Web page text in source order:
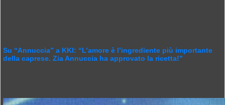
Su “Annuccia” a KKI: “L’amore è l’ingrediente più importante
della caprese. Zia Annuccia ha approvato la ricetta!”